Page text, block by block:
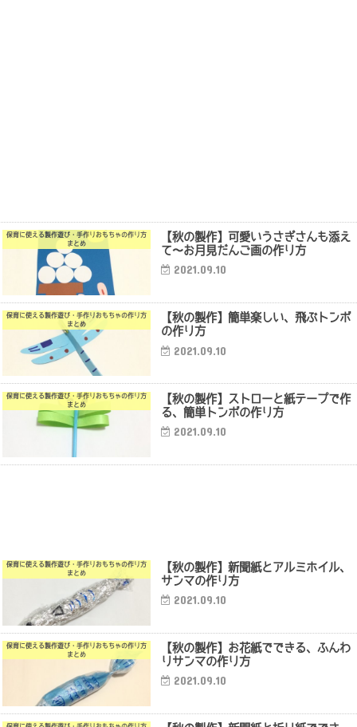
保育に使える製作遊び・手作りおもちゃの作り方
まとめ
【秋の製作】可愛いうさぎさんも添え
て〜お月見だんご画の作り方
2021.09.10
保育に使える製作遊び・手作りおもちゃの作り方
まとめ
【秋の製作】簡単楽しい、飛ぶトンボ
の作り方
2021.09.10
保育に使える製作遊び・手作りおもちゃの作り方
まとめ
【秋の製作】ストローと紙テープで作
る、簡単トンボの作り方
2021.09.10
保育に使える製作遊び・手作りおもちゃの作り方
まとめ
【秋の製作】新聞紙とアルミホイル、
サンマの作り方
2021.09.10
保育に使える製作遊び・手作りおもちゃの作り方
まとめ
【秋の製作】お花紙でできる、ふんわ
りサンマの作り方
2021.09.10